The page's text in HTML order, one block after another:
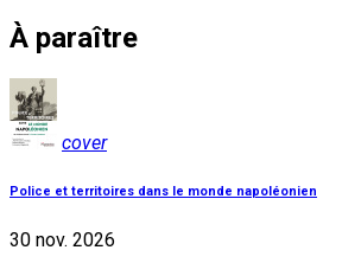
À paraître
cover
Police et territoires dans le monde napoléonien
30 nov. 2026